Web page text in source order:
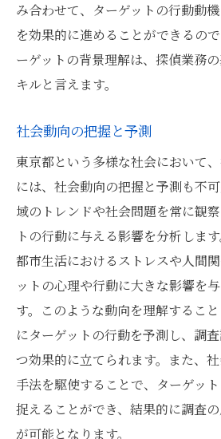
み合わせて、ターゲットの行動動
を効果的に進めることができるの
ーゲットの背景理解は、探偵業務
キルと言えます。
社会動向の把握と予測
東京都という多様な社会において
には、社会動向の把握と予測も不
域のトレンドや社会問題を常に観
トの行動に与える影響を分析しま
都市生活におけるストレスや人間
ットの心理や行動に大きな影響を
す。このような動向を理解するこ
にターゲットの行動を予測し、調
つ効果的に立てられます。また、
手法を駆使することで、ターゲッ
捉えることができ、結果的に調査
が可能となります。